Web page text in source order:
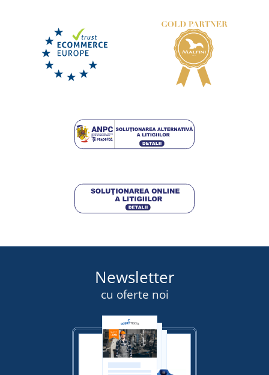
Încălțăminte de lucru CXS ISLAND NEVIS O1 ESD
364,00 lei
DETALII
Newsletter
cu oferte noi